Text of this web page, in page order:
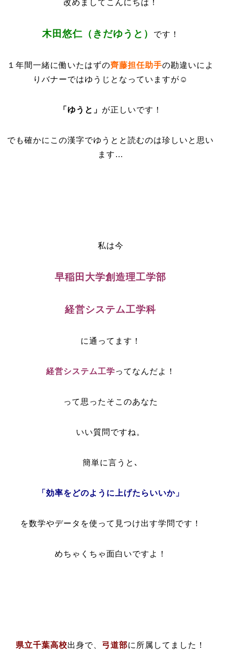
改めましてこんにちは！
木田悠仁（きだゆうと） です！
１年間一緒に働いたはずの齊藤担任助手の勘違いによ
りバナーではゆうじとなっていますが☺️
「ゆうと」 が正しいです！
でも確かにこの漢字でゆうとと読むのは珍しいと思い
ます…
私は今
早稲田大学創造理工学部
経営システム工学科
に通ってます！
経営システム工学ってなんだよ！
って思ったそこのあなた
いい質問ですね。
簡単に言うと､
「効率をどのように上げたらいいか」
を数学やデータを使って見つけ出す学問です！
めちゃくちゃ面白いですよ！
県立千葉高校出身で、 弓道部に所属してました！